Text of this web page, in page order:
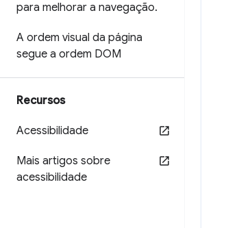
para melhorar a navegação.
A ordem visual da página
segue a ordem DOM
Recursos
Acessibilidade
Mais artigos sobre
acessibilidade